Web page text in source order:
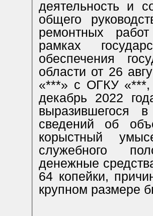
деятельность и
общего
ремонтных
рамках
обеспечения
области от 26
«***» с ОГКУ
декабрь 2022
выразившегося
сведений об
корыстный
служебного
денежные
64 копейки,
крупном размере